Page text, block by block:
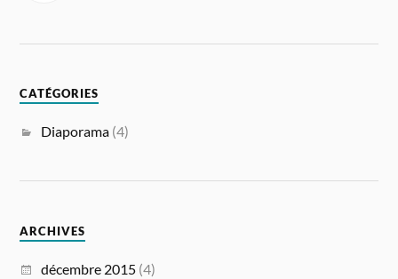
CATÉGORIES
Diaporama (4)
ARCHIVES
décembre 2015 (4)